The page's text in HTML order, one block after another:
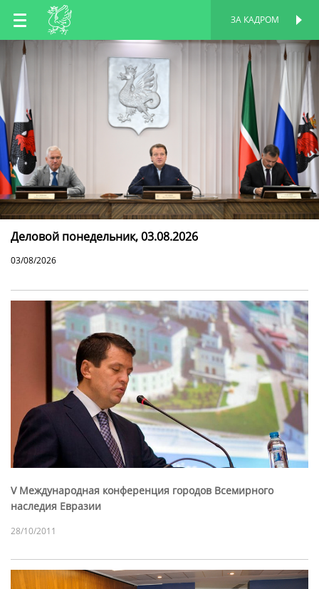
RU
TT
ЗА КАДРОМ
Деловой понедельник, 03.08.2026
03/08/2026
V Международная конференция городов Всемирного
наследия Евразии
28/10/2011
ПЕРСОНАЛЬНАЯ
СТРАНИЦА